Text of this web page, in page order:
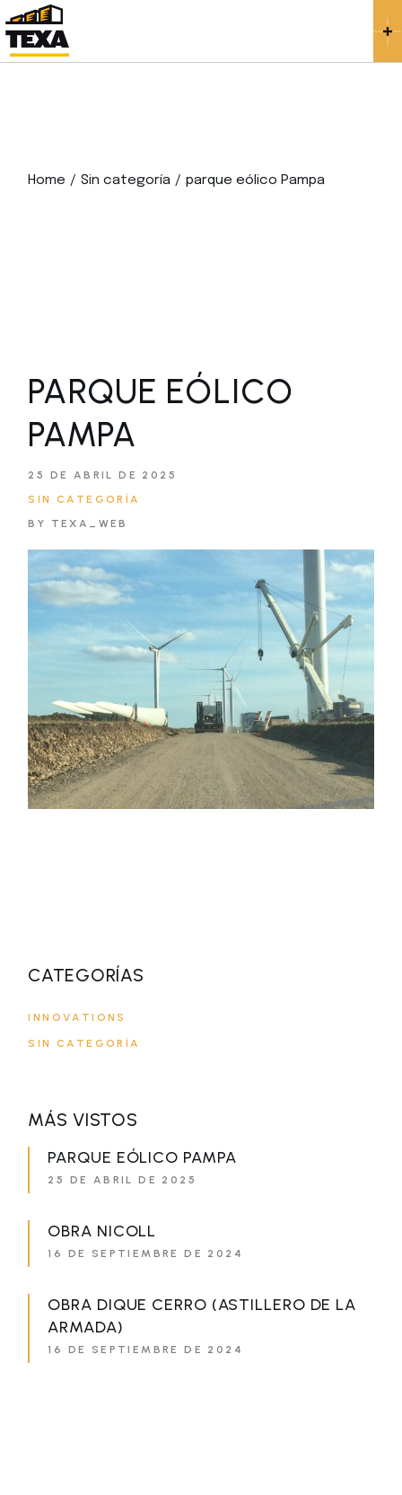
to
the
content
Home Sin categoría parque eólico Pampa
PARQUE EÓLICO
PAMPA
25 DE ABRIL DE 2025
SIN CATEGORÍA
BY TEXA_WEB
CATEGORÍAS
INNOVATIONS
SIN CATEGORÍA
MÁS VISTOS
PARQUE EÓLICO PAMPA
25 DE ABRIL DE 2025
OBRA NICOLL
16 DE SEPTIEMBRE DE 2024
OBRA DIQUE CERRO (ASTILLERO DE LA
ARMADA)
16 DE SEPTIEMBRE DE 2024